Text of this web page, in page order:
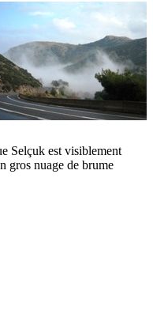
Selçuk est visiblement
gros nuage de brume